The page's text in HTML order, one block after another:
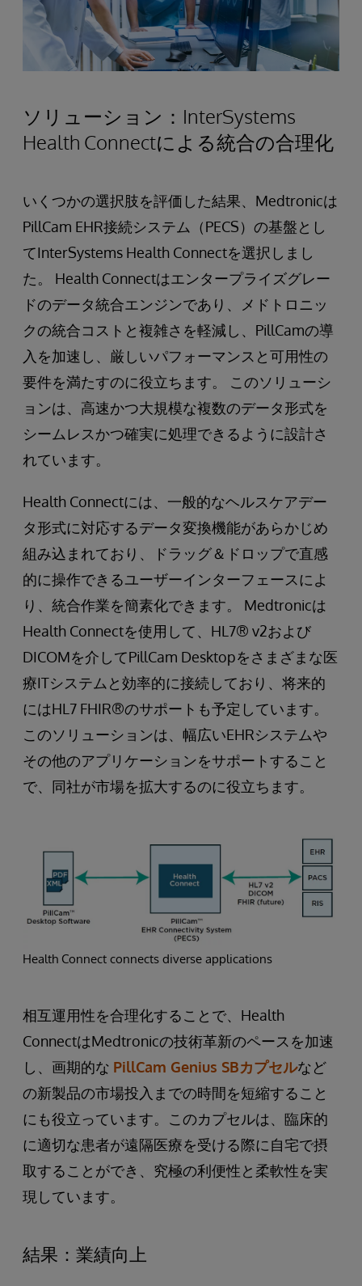
ソリューション：InterSystems
Health Connectによる統合の合理化
いくつかの選択肢を評価した結果、Medtronicは
PillCam EHR接続システム（PECS）の基盤とし
てInterSystems Health Connectを選択しまし
た。 Health Connectはエンタープライズグレー
ドのデータ統合エンジンであり、メドトロニッ
クの統合コストと複雑さを軽減し、PillCamの導
入を加速し、厳しいパフォーマンスと可用性の
要件を満たすのに役立ちます。 このソリューシ
ョンは、高速かつ大規模な複数のデータ形式を
シームレスかつ確実に処理できるように設計さ
れています。
Health Connectには、一般的なヘルスケアデー
タ形式に対応するデータ変換機能があらかじめ
組み込まれており、ドラッグ＆ドロップで直感
的に操作できるユーザーインターフェースによ
り、統合作業を簡素化できます。 Medtronicは
Health Connectを使用して、HL7® v2および
DICOMを介してPillCam Desktopをさまざまな医
療ITシステムと効率的に接続しており、将来的
にはHL7 FHIR®のサポートも予定しています。
このソリューションは、幅広いEHRシステムや
その他のアプリケーションをサポートすること
で、同社が市場を拡大するのに役立ちます。
Health Connect connects diverse applications
相互運用性を合理化することで、Health
ConnectはMedtronicの技術革新のペースを加速
し、画期的な PillCam Genius SBカプセルなど
の新製品の市場投入までの時間を短縮すること
にも役立っています。このカプセルは、臨床的
に適切な患者が遠隔医療を受ける際に自宅で摂
取することができ、究極の利便性と柔軟性を実
現しています。
結果：業績向上